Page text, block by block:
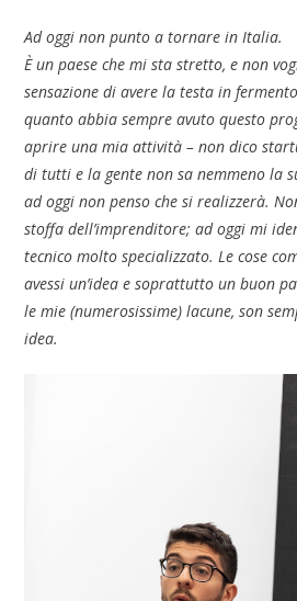
Ad oggi non punto a tornare in Italia.
È un paese che mi sta stretto, e non
sensazione di avere la testa in
quanto abbia sempre avuto questo
aprire una mia attività – non dico
di tutti e la gente non sa nemmeno la
ad oggi non penso che si realizzerà.
stoffa dell’imprenditore; ad oggi mi
tecnico molto specializzato. Le cose
avessi un’idea e soprattutto un buon
le mie (numerosissime) lacune, son
idea.